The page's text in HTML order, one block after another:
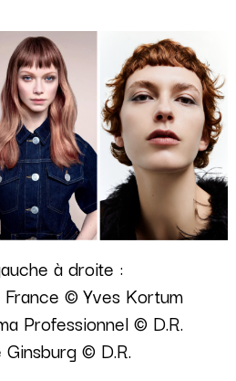
à droite :
© Yves Kortum
Professionnel © D.R.
Ginsburg © D.R.